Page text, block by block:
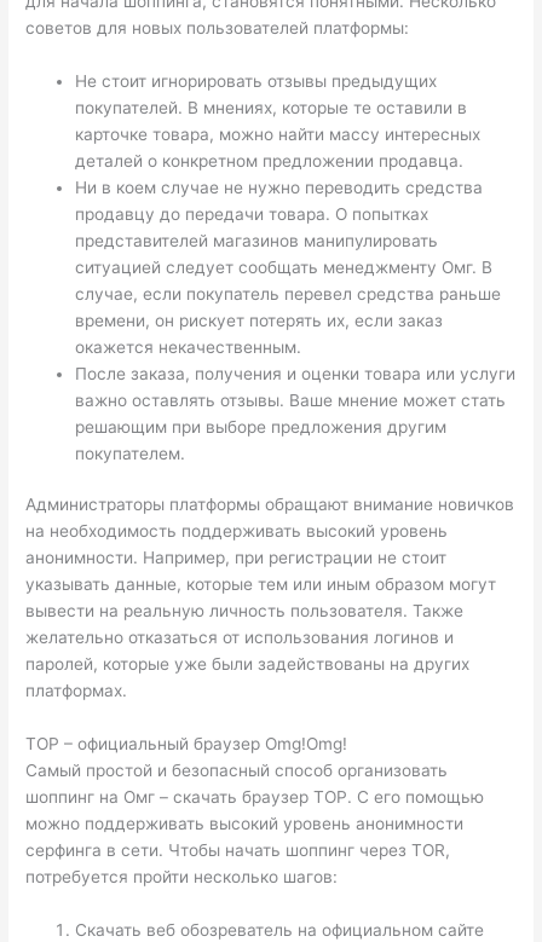
советов для новых пользователей платформы:
Не стоит игнорировать отзывы предыдущих
покупателей. В мнениях, которые те оставили в
карточке товара, можно найти массу интересных
деталей о конкретном предложении продавца.
Ни в коем случае не нужно переводить средства
продавцу до передачи товара. О попытках
представителей магазинов манипулировать
ситуацией следует сообщать менеджменту Омг. В
случае, если покупатель перевел средства раньше
времени, он рискует потерять их, если заказ
окажется некачественным.
После заказа, получения и оценки товара или услуги
важно оставлять отзывы. Ваше мнение может стать
решающим при выборе предложения другим
покупателем.
Администраторы платформы обращают внимание новичков
на необходимость поддерживать высокий уровень
анонимности. Например, при регистрации не стоит
указывать данные, которые тем или иным образом могут
вывести на реальную личность пользователя. Также
желательно отказаться от использования логинов и
паролей, которые уже были задействованы на других
платформах.
ТОР – официальный браузер Omg!Omg!
Самый простой и безопасный способ организовать
шоппинг на Омг – скачать браузер ТОР. С его помощью
можно поддерживать высокий уровень анонимности
серфинга в сети. Чтобы начать шоппинг через TOR,
потребуется пройти несколько шагов:
Скачать веб обозреватель на официальном сайте